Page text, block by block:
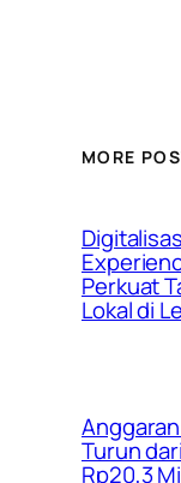
MORE
Perkuat
Lokal di
Turun
Rp20,3